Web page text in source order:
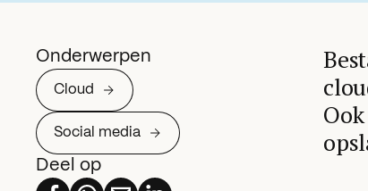
Onderwerpen
Cloud
Social media
Deel op